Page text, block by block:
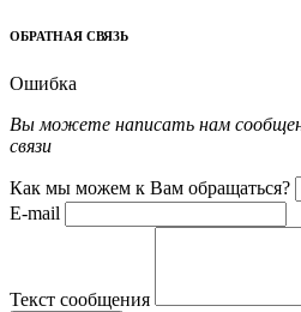
ОБРАТНАЯ СВЯЗЬ
Ошибка
Вы можете написать нам
связи
Как мы можем к Вам обращаться?
E-mail
Текст сообщения